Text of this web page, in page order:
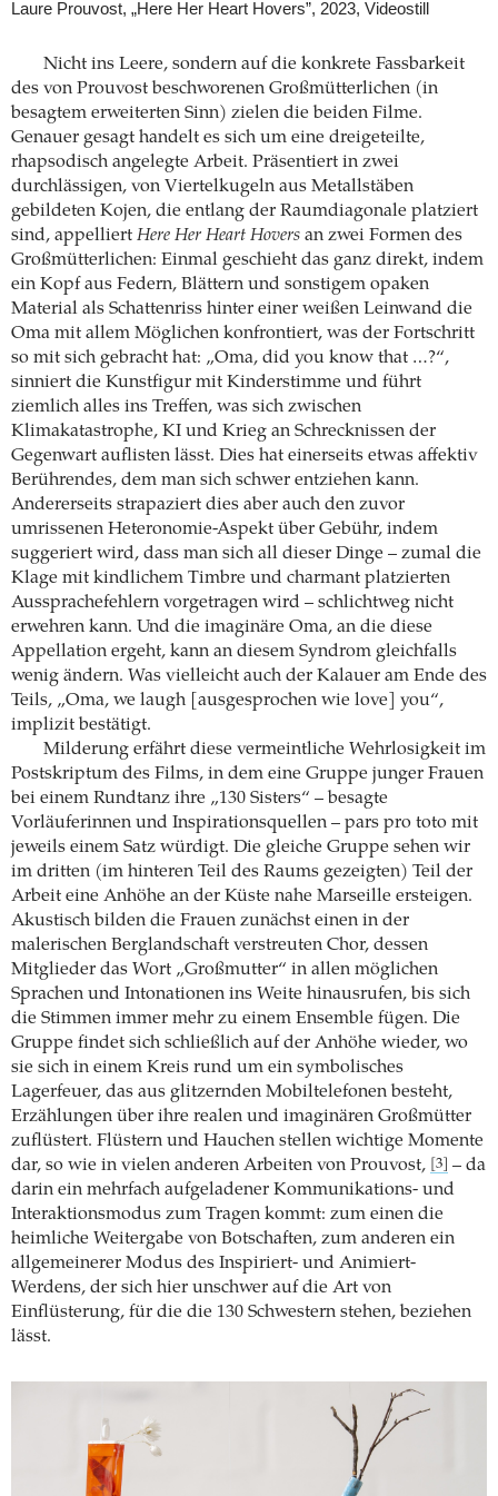
Laure Prouvost, „Here Her Heart Hovers”, 2023, Videostill
Nicht ins Leere, sondern auf die konkrete Fassbarkeit
des von Prouvost beschworenen Großmütterlichen (in
besagtem erweiterten Sinn) zielen die beiden Filme.
Genauer gesagt handelt es sich um eine dreigeteilte,
rhapsodisch angelegte Arbeit. Präsentiert in zwei
durchlässigen, von Viertelkugeln aus Metallstäben
gebildeten Kojen, die entlang der Raumdiagonale platziert
sind, appelliert Here Her Heart Hovers an zwei Formen des
Großmütterlichen: Einmal geschieht das ganz direkt, indem
ein Kopf aus Federn, Blättern und sonstigem opaken
Material als Schattenriss hinter einer weißen Leinwand die
Oma mit allem Möglichen konfrontiert, was der Fortschritt
so mit sich gebracht hat: „Oma, did you know that …?“,
sinniert die Kunstfigur mit Kinderstimme und führt
ziemlich alles ins Treffen, was sich zwischen
Klimakatastrophe, KI und Krieg an Schrecknissen der
Gegenwart auflisten lässt. Dies hat einerseits etwas affektiv
Berührendes, dem man sich schwer entziehen kann.
Andererseits strapaziert dies aber auch den zuvor
umrissenen Heteronomie-Aspekt über Gebühr, indem
suggeriert wird, dass man sich all dieser Dinge – zumal die
Klage mit kindlichem Timbre und charmant platzierten
Aussprachefehlern vorgetragen wird – schlichtweg nicht
erwehren kann. Und die imaginäre Oma, an die diese
Appellation ergeht, kann an diesem Syndrom gleichfalls
wenig ändern. Was vielleicht auch der Kalauer am Ende des
Teils, „Oma, we laugh [ausgesprochen wie love] you“,
implizit bestätigt.
Milderung erfährt diese vermeintliche Wehrlosigkeit im
Postskriptum des Films, in dem eine Gruppe junger Frauen
bei einem Rundtanz ihre „130 Sisters“ – besagte
Vorläuferinnen und Inspirationsquellen – pars pro toto mit
jeweils einem Satz würdigt. Die gleiche Gruppe sehen wir
im dritten (im hinteren Teil des Raums gezeigten) Teil der
Arbeit eine Anhöhe an der Küste nahe Marseille ersteigen.
Akustisch bilden die Frauen zunächst einen in der
malerischen Berglandschaft verstreuten Chor, dessen
Mitglieder das Wort „Großmutter“ in allen möglichen
Sprachen und Intonationen ins Weite hinausrufen, bis sich
die Stimmen immer mehr zu einem Ensemble fügen. Die
Gruppe findet sich schließlich auf der Anhöhe wieder, wo
sie sich in einem Kreis rund um ein symbolisches
Lagerfeuer, das aus glitzernden Mobiltelefonen besteht,
Erzählungen über ihre realen und imaginären Großmütter
zuflüstert. Flüstern und Hauchen stellen wichtige Momente
dar, so wie in vielen anderen Arbeiten von Prouvost,
[3]
– da
darin ein mehrfach aufgeladener Kommunikations- und
Interaktionsmodus zum Tragen kommt: zum einen die
heimliche Weitergabe von Botschaften, zum anderen ein
allgemeinerer Modus des Inspiriert- und Animiert-
Werdens, der sich hier unschwer auf die Art von
Einflüsterung, für die die 130 Schwestern stehen, beziehen
lässt.